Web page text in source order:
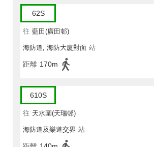
62S
往 藍田(廣田邨)
海防道, 海防大廈對面 站
距離 170m
610S
往 天水圍(天瑞邨)
海防道及樂道交界 站